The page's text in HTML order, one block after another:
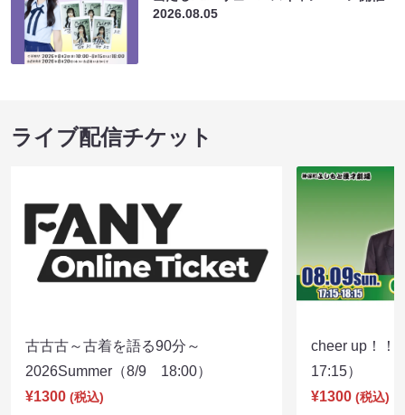
2026.08.05
ライブ配信チケット
古古古～古着を語る90分～
2026Summer（8/9 18:00）
¥1300 (税込)
cheer up！
17:15）
¥1300 (税込)